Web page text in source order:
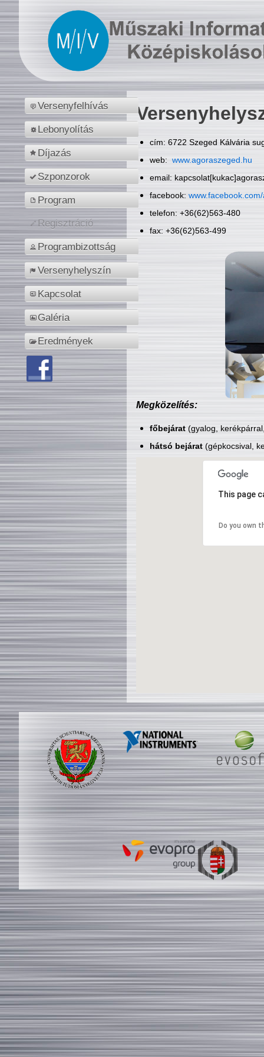
Versenyfelhívás
Lebonyolítás
Díjazás
Szponzorok
Program
Regisztráció
Programbizottság
Versenyhelyszín
Kapcsolat
Galéria
Eredmények
cím: 6722 Szeged Kálvária
web: www.agoraszeged.hu
email:
facebook:
telefon: +36(62)563-480
fax: +36(62)563-499
Megközelítés:
főbejárat(gyalog,
hátsó bejárat(gépkocsival,
This page
Do you own